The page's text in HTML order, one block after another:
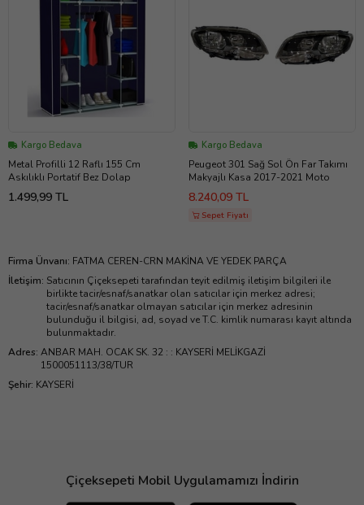
Kargo Bedava
Metal Profilli 12 Raflı 155 Cm
Askılıklı Portatif Bez Dolap
1.499,99 TL
Kargo Bedava
Peugeot 301 Sağ Sol Ön Far Takımı
Makyajlı Kasa 2017-2021 Moto
8.240,09 TL
Sepet Fiyatı
Firma Ünvanı: FATMA CEREN-CRN MAKİNA VE YEDEK PARÇA
İletişim: Satıcının Çiçeksepeti tarafından teyit edilmiş iletişim bilgileri ile
birlikte tacir/esnaf/sanatkar olan satıcılar için merkez adresi;
tacir/esnaf/sanatkar olmayan satıcılar için merkez adresinin
bulunduğu il bilgisi, ad, soyad ve T.C. kimlik numarası kayıt altında
bulunmaktadır.
Adres: ANBAR MAH. OCAK SK. 32 : : KAYSERİ MELİKGAZİ
1500051113/38/TUR
Şehir: KAYSERİ
Çiçeksepeti Mobil Uygulamamızı İndirin